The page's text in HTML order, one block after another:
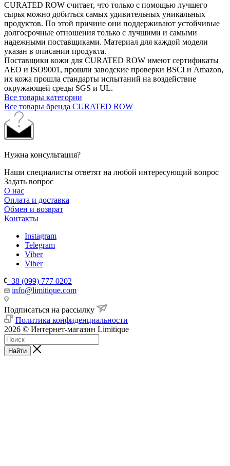
CURATED ROW считает, что только с помощью лучшего
сырья можно добиться самых удивительных уникальных
продуктов. По этой причине они поддерживают устойчивые
долгосрочные отношения только с лучшими и самыми
надежными поставщиками. Материал для каждой модели
указан в описании продукта.
Поставщики кожи для CURATED ROW имеют сертификаты
AEO и ISO9001, прошли заводские проверки BSCI и Amazon,
их кожа прошла стандарты испытаний на воздействие
окружающей среды SGS и UL.
Все товары категории
Все товары бренда CURATED ROW
Нужна консультация?
Наши специалисты ответят на любой интересующий вопрос
Задать вопрос
О нас
Оплата и доставка
Обмен и возврат
Контакты
Instagram
Telegram
Viber
Viber
+38 (099) 777 0202
info@limitique.com
Подписаться на рассылку
Политика конфиденциальности
2026 © Интернет-магазин Limitique
Найти